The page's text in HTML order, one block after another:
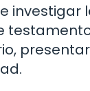
investigar